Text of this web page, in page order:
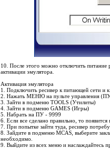
10. После этого можно отключить питание
активации эмулятора.
Активация эмулятора
1. Подключить ресивер к питающей сети и к
2. Нажать МЕНЮ на пульте управления
3. Зайти в подменю TOOLS (Утилиты)
4. Зайти в подменю GAMES (Игры)
5. Набрать на ПУ - 9999
6. Если все сделано правильно, то
7. При попытке зайти туда, ресивер
8. Зайдите в подменю MCAS, выберите
необходимо.
9. Выйдите из всех меню и наслаждайтесь